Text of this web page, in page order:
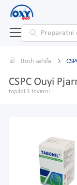
Bosh sahifa
CSPC Ouyi
topildi 3 tovarni